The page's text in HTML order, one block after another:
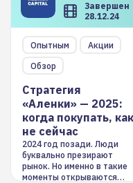
Завершен
28.12.24
Опытным
Акции
Обзор
Стратегия
«Аленки» — 2025:
когда покупать, как
не сейчас
2024 год позади. Люди
буквально презирают
рынок. Но именно в такие
моменты открываются